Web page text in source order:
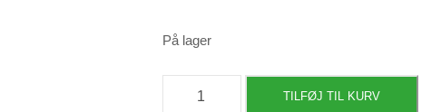
På lager
TILFØJ TIL KURV